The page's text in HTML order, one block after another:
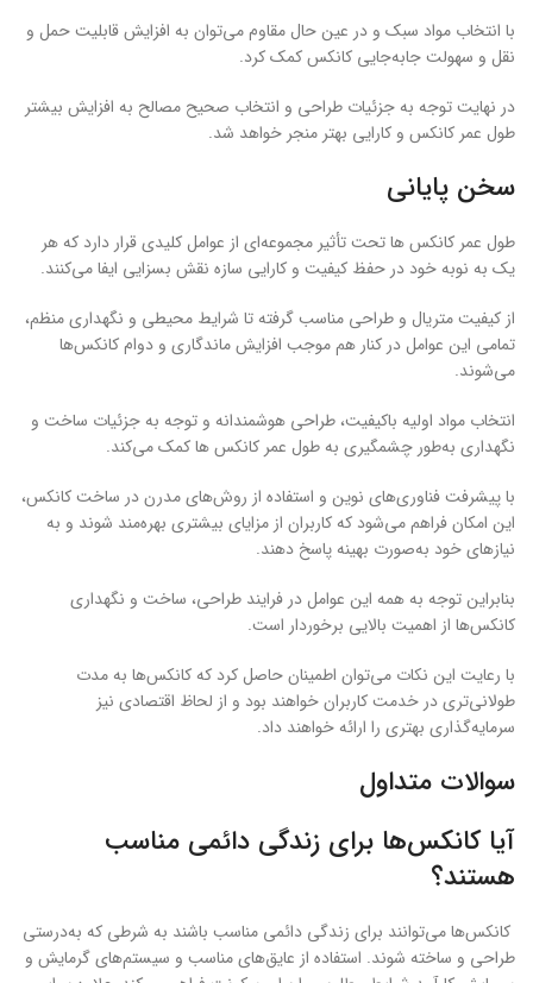
با انتخاب مواد سبک و در عین حال مقاوم می‌توان به افزایش قابلیت حمل و
نقل و سهولت جابه‌جایی کانکس کمک کرد.
در نهایت توجه به جزئیات طراحی و انتخاب صحیح مصالح به افزایش بیشتر
طول عمر کانکس و کارایی بهتر منجر خواهد شد.
سخن پایانی
طول عمر کانکس‌ ها تحت تأثیر مجموعه‌ای از عوامل کلیدی قرار دارد که هر
یک به نوبه خود در حفظ کیفیت و کارایی سازه نقش بسزایی ایفا می‌کنند.
از کیفیت متریال و طراحی مناسب گرفته تا شرایط محیطی و نگهداری منظم،
تمامی این عوامل در کنار هم موجب افزایش ماندگاری و دوام کانکس‌ها
می‌شوند.
انتخاب مواد اولیه باکیفیت، طراحی هوشمندانه و توجه به جزئیات ساخت و
نگهداری به‌طور چشمگیری به طول عمر کانکس ها کمک می‌کند.
با پیشرفت فناوری‌های نوین و استفاده از روش‌های مدرن در ساخت کانکس،
این امکان فراهم می‌شود که کاربران از مزایای بیشتری بهره‌مند شوند و به
نیازهای خود به‌صورت بهینه پاسخ دهند.
بنابراین توجه به همه این عوامل در فرایند طراحی، ساخت و نگهداری
کانکس‌ها از اهمیت بالایی برخوردار است.
با رعایت این نکات می‌توان اطمینان حاصل کرد که کانکس‌ها به مدت
طولانی‌تری در خدمت کاربران خواهند بود و از لحاظ اقتصادی نیز
سرمایه‌گذاری بهتری را ارائه خواهند داد.
سوالات متداول
آیا کانکس‌ها برای زندگی دائمی مناسب
هستند؟
کانکس‌ها می‌توانند برای زندگی دائمی مناسب باشند به شرطی که به‌درستی
طراحی و ساخته شوند. استفاده از عایق‌های مناسب و سیستم‌های گرمایش و